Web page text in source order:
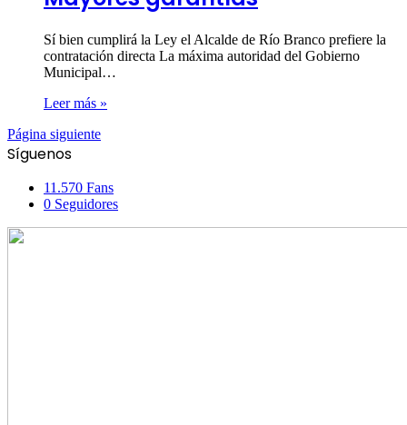
Sí bien cumplirá la Ley el Alcalde de Río Branco prefiere la
contratación directa La máxima autoridad del Gobierno
Municipal…
Leer más »
Página siguiente
Síguenos
11.570 Fans
0 Seguidores